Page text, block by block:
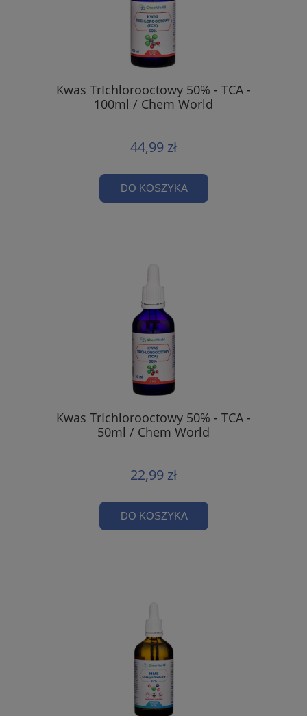
Kwas TrIchlorooctowy 50% - TCA -
100ml / Chem World
44,99 zł
DO KOSZYKA
Kwas TrIchlorooctowy 50% - TCA -
50ml / Chem World
22,99 zł
DO KOSZYKA